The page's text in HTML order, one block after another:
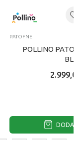
PATOFNE
POLLINO
2.999,00
DODAJ